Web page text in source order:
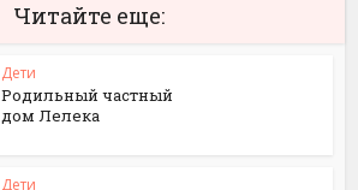
Читайте еще:
Дети
Родильный частный
дом Лелека
Дети